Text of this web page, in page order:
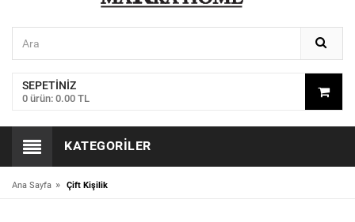
SEPETINIZ
0 ürün: 0.00 TL
KATEGORILER
Ana Sayfa » Çift Kişilik